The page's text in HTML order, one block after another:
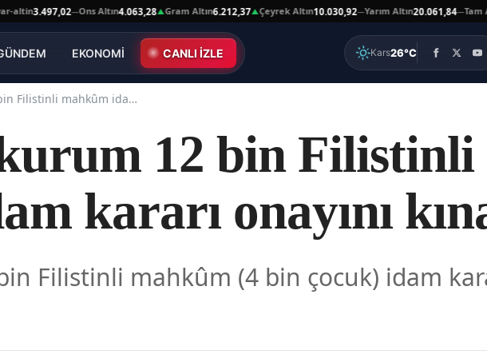
3.497,02—Ons Altın4.063,28▲Gram Altın 6.212,37▲Çeyrek Altın10.030,92—Yarım Altın 20.061,84—Tam Altın
EKONOMİ CANLI İZLE Kars26°C
Akademik kurum 12 bin Filistinli mahkûm idam kararı onayını kınadı
12 bin Filistinli
kararı onayını
Filistinli mahkûm (4 bin çocuk) idam